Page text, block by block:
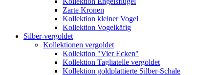
Zarte Kronen
Kollektion kleiner Vogel
Kollektion Vogelkäfig
Silber-vergoldet
Kollektionen vergoldet
Kollektion "Vier Ecken"
Kollektion Tagliatelle vergoldet
Kollektion goldplattierte Silber-Schale